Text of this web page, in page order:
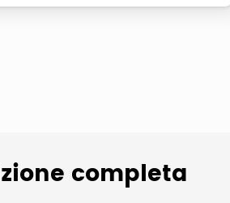
completa